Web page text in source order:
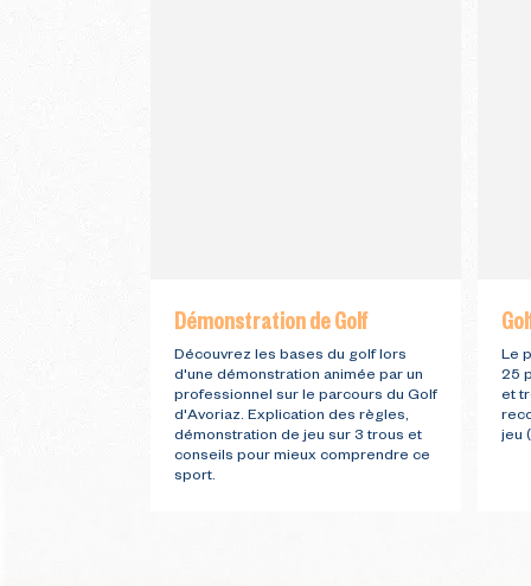
Démonstration de Golf
Découvrez les bases du golf lors
d'une démonstration animée par un
professionnel sur le parcours du Golf
d'Avoriaz. Explication des règles,
démonstration de jeu sur 3 trous et
conseils pour mieux comprendre ce
sport.
Le
25
et
jeu